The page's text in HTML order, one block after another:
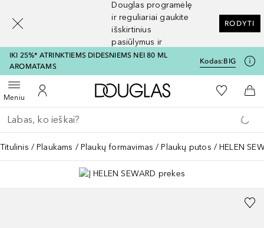
Douglas programėlę
ir reguliariai gaukite
išskirtinius
pasiūlymus ir
nuolaidas
RODYTI
IKI 25%* ATRINKTIEMS DIDESNIEMS NEI 80 ML
AROMATAMS
Kodas:BIG
MeniuAtidaryti meniuĮ mano paskyrą
Į Douglas pagrindinį
Į mano
Į
Grįžk atgal
Vykdykite paiešką
Titulinis Plaukams Plaukų formavimas Plaukų putos HELEN
[navigation.slideout.screenreader]